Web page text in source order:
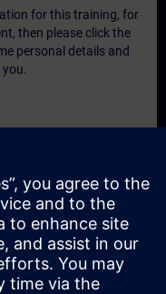
for this training, for
then please click the
personal details and
if you require a
either on-site, virtually
of request would be
After providing your
you will receive a